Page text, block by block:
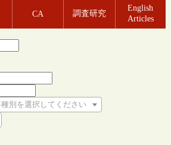
CA 調査研究
English
Articles
別を選択してください
してください